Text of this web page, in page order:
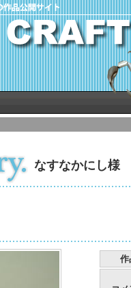
なすなかにし様
作